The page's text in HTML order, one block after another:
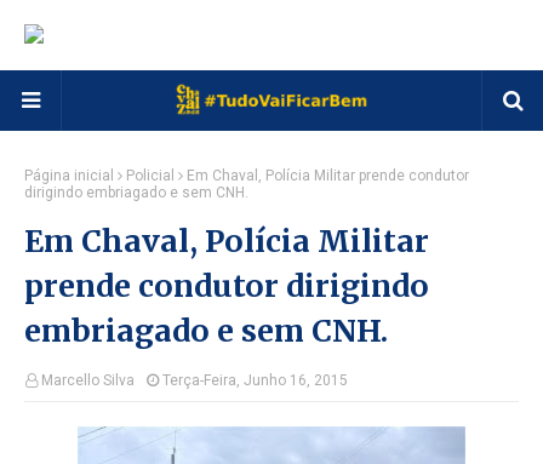
Página inicial Policial
Em Chaval, Polícia Militar prende condutor
dirigindo embriagado e sem CNH.
Em Chaval, Polícia Militar
prende condutor dirigindo
embriagado e sem CNH.
Marcello Silva Terça-Feira, Junho 16, 2015